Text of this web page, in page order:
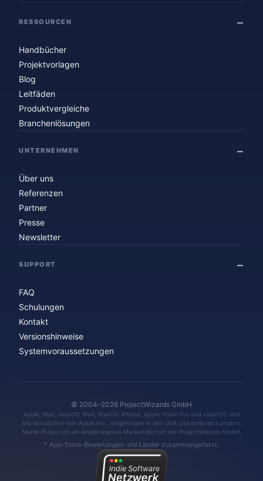
RESSOURCEN
Handbücher
Projektvorlagen
Blog
Leitfäden
Produktvergleiche
Branchenlösungen
UNTERNEHMEN
Über uns
Referenzen
Partner
Presse
Newsletter
SUPPORT
FAQ
Schulungen
Kontakt
Versionshinweise
Systemvoraussetzungen
© 2004–2026 ProjectWizards GmbH
Apple, Mac, macOS, iPad, iPadOS, iPhone, Apple Vision Pro und visionOS sind
Markenzeichen von Apple Inc., eingetragen in den USA und anderen Ländern.
Merlin Project ist ein eingetragenes Markenzeichen der ProjectWizards GmbH.
* App-Store-Bewertungen: alle Länder zusammengefasst.